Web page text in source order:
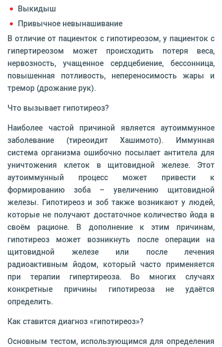
Выкидыш
Привычное невынашивание
В отличие от пациенток с гипотиреозом, у пациенток с
гипертиреозом может происходить потеря веса,
нервозность, учащенное сердцебиение, бессонница,
повышенная потливость, непереносимость жары и
тремор (дрожание рук).
Что вызывает гипотиреоз?
Наиболее частой причиной является аутоиммунное
заболевание (тиреоидит Хашимото). Иммунная
система организма ошибочно посылает антитела для
уничтожения клеток в щитовидной железе. Этот
аутоиммунный процесс может привести к
формированию зоба – увеличению щитовидной
железы. Гипотиреоз и зоб также возникают у людей,
которые не получают достаточное количество йода в
своём рационе. В дополнение к этим причинам,
гипотиреоз может возникнуть после операции на
щитовидной железе или после лечения
радиоактивным йодом, который часто применяется
при терапии гипертиреоза. Во многих случаях
конкретные причины гипотиреоза не удаётся
определить.
Как ставится диагноз «гипотиреоз»?
Основным тестом, использующимся для определения